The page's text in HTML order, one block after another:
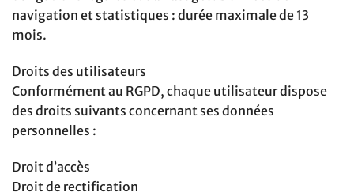
navigation et statistiques : durée maximale de 13
mois.
Droits des utilisateurs
Conformément au RGPD, chaque utilisateur dispose
des droits suivants concernant ses données
personnelles :
Droit d’accès
Droit de rectification